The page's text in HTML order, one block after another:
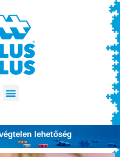
lehetőség